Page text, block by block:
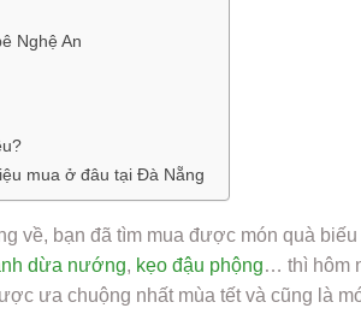
Nghệ An
mua ở đâu tại Đà Nẵng
về, bạn đã tìm mua được món quà
dừa nướng, kẹo đậu phộng… thì hôm
ưa chuộng nhất mùa tết và cũng là